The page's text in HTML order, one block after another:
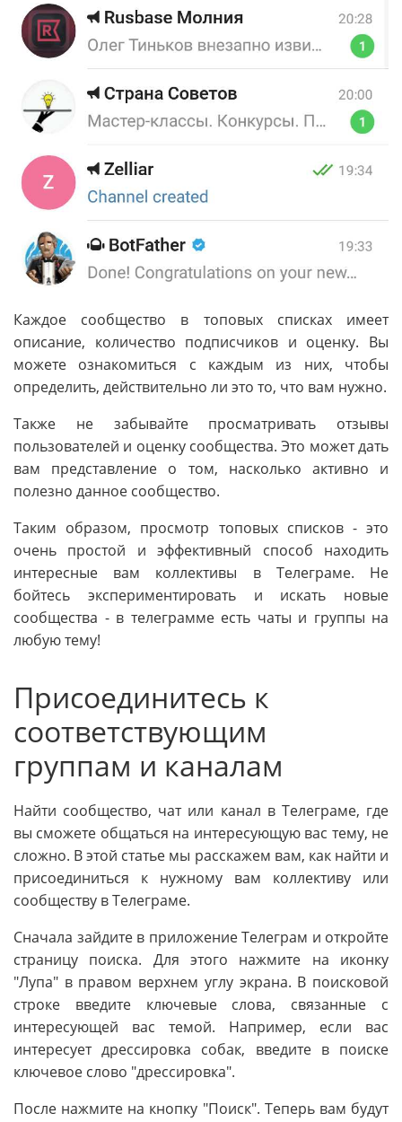
Каждое сообщество в топовых списках имеет
описание, количество подписчиков и оценку. Вы
можете ознакомиться с каждым из них, чтобы
определить, действительно ли это то, что вам нужно.
Также не забывайте просматривать отзывы
пользователей и оценку сообщества. Это может дать
вам представление о том, насколько активно и
полезно данное сообщество.
Таким образом, просмотр топовых списков - это
очень простой и эффективный способ находить
интересные вам коллективы в Телеграме. Не
бойтесь экспериментировать и искать новые
сообщества - в телеграмме есть чаты и группы на
любую тему!
Присоединитесь к
соответствующим
группам и каналам
Найти сообщество, чат или канал в Телеграме, где
вы сможете общаться на интересующую вас тему, не
сложно. В этой статье мы расскажем вам, как найти и
присоединиться к нужному вам коллективу или
сообществу в Телеграме.
Сначала зайдите в приложение Телеграм и откройте
страницу поиска. Для этого нажмите на иконку
"Лупа" в правом верхнем углу экрана. В поисковой
строке введите ключевые слова, связанные с
интересующей вас темой. Например, если вас
интересует дрессировка собак, введите в поиске
ключевое слово "дрессировка".
После нажмите на кнопку "Поиск". Теперь вам будут